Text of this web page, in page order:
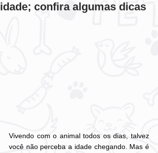
idade; confira algumas dicas
Vivendo com o animal todos os dias, talvez
você não perceba a idade chegando. Mas é